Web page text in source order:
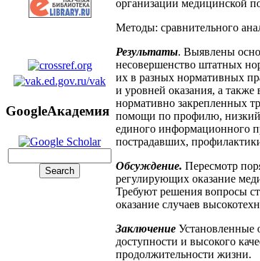
GoogleАкадемия
организации медицинской
Методы: сравнительного
Результаты. Выявлены
несовершенство штатных
их в разных нормативных
и уровней оказания, а также
нормативно закрепленных
помощи по профилю, низкий
единого информационного
пострадавших,
Обсуждение. Пересмотр
регулирующих оказание
Требуют решения вопросы
оказание случаев
Заключение Установленные
доступности и высокого
продолжительности жизни.